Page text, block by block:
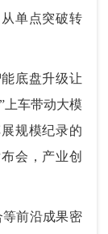
单点突破转
底盘升级让
上车带动大模
规模纪录的
会，产业创
前沿成果密